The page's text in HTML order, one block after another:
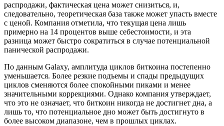
распродажи, фактическая цена может снизиться, и,
следовательно, теоретическая база также может упасть вместе
с ценой. Компания отметила, что текущая цена лишь
примерно на 14 процентов выше себестоимости, и эта
разница может быстро сократиться в случае потенциальной
панической распродажи.
По данным Galaxy, амплитуда циклов биткоина постепенно
уменьшается. Более резкие подъемы и спады предыдущих
циклов сменяются более спокойными пиками и менее
значительными коррекциями. Однако компания утверждает,
что это не означает, что биткоин никогда не достигнет дна, а
лишь то, что потенциальное дно может быть достигнуто в
более высоком диапазоне, чем в прошлых циклах.